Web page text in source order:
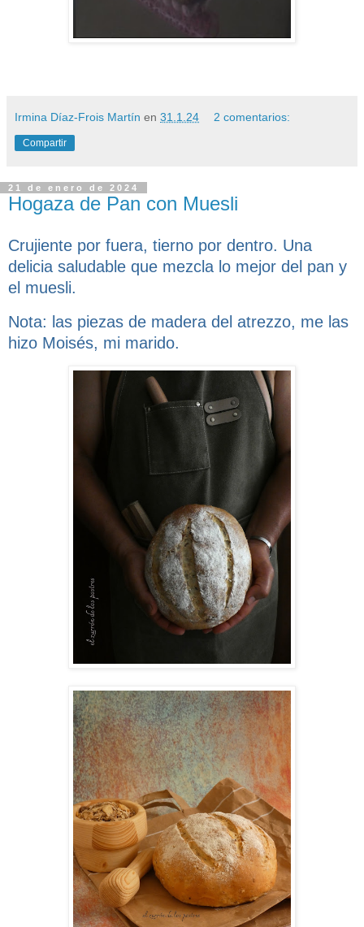
Irmina Díaz-Frois Martín en 31.1.24 2 comentarios:
Compartir
21 de enero de 2024
Hogaza de Pan con Muesli
Crujiente por fuera, tierno por dentro. Una
delicia saludable que mezcla lo mejor del pan y
el muesli.
Nota: las piezas de madera del atrezzo, me las
hizo Moisés, mi marido.